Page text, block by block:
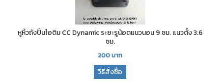
หูหิ้วถังปั่นไอติม CC Dynamic ระยะรูน้อตแนวนอน 9 ซม. แนวตั้ง 3.6
ซม.
200บาท
วิธีสั่งซื้อ